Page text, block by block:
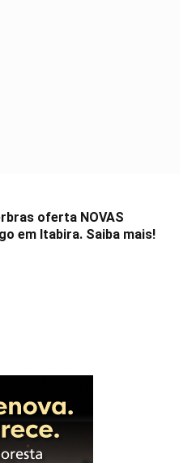
oferta NOVAS
em Itabira. Saiba mais!